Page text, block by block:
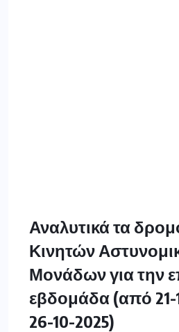
Αναλυτικά τα
Κινητών
Μονάδων για την
εβδομάδα (από 21-
26-10-2025)